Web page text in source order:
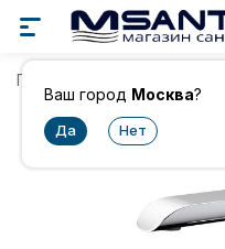
Ваш город Москва?
Главная